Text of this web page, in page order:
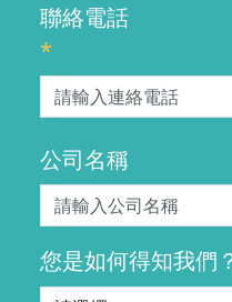
聯絡電話
*
公司名稱
您是如何得知我們